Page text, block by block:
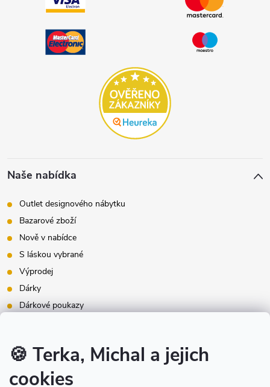
🍪 Terka, Michal a jejich
cookies
Naše nabídka
Outlet designového nábytku
Bazarové zboží
Nově v nabídce
S láskou vybrané
Výprodej
Dárky
Dárkové poukazy
Instagram